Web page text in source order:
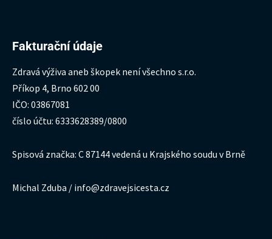
Fakturační údaje
Zdravá výživa aneb škopek není všechno s.r.o.
Příkop 4, Brno 602 00
IČO: 03867081
číslo účtu: 6333628389/0800
Spisová značka: C 87144 vedená u Krajského soudu v Brně
Michal Zduba / info@zdravejsicesta.cz